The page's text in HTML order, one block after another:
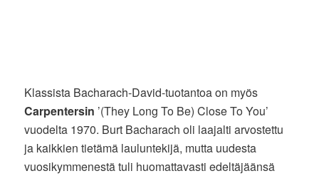
Klassista Bacharach-David-tuotantoa on myös
Carpentersin ’(They Long To Be) Close To You’
vuodelta 1970. Burt Bacharach oli laajalti arvostettu
ja kaikkien tietämä lauluntekijä, mutta uudesta
vuosikymmenestä tuli huomattavasti edeltäjäänsä